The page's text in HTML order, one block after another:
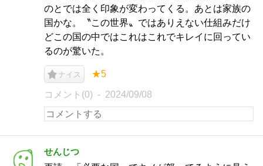
のとでは全く印象が変わってくる。あとは家族の
国かな。〝この世界〟ではありえない仕組みだけ
どこの国の中ではこれはこれでキレイに回ってい
るのが驚いた。
ナイス ★5
コメント(0) 2024/09/08
せんじつ